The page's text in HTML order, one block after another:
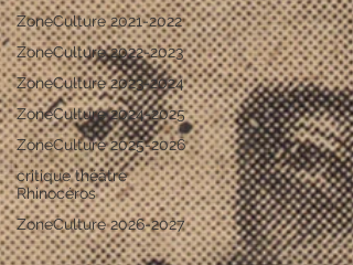
ZoneCulture 2021-2022
ZoneCulture 2022-2023
ZoneCulture 2023-2024
ZoneCulture 2024-2025
ZoneCulture 2025-2026
critique théâtre
Rhinocéros
ZoneCulture 2026-2027